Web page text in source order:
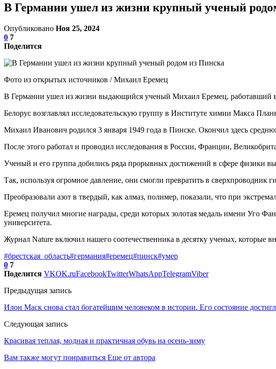
В Германии ушел из жизни крупный ученый
Опубликовано Ноя 25, 2024
0 7
Поделится
Фото из открытых источников / Михаил Еремец
В Германии ушел из жизни выдающийся ученый Михаил Еремец, работавший
Белорус возглавлял исследовательскую группу в Институте химии Макса
Михаил Иванович родился 3 января 1949 года в Пинске. Окончил здесь
После этого работал и проводил исследования в России, Франции,
Ученый и его группа добились ряда прорывных достижений в сфере физики
Так, используя огромное давление, они смогли превратить в сверхпроводник
Преобразовали азот в твердый, как алмаз, полимер, показали, что при
Еремец получил многие награды, среди которых золотая медаль имени Уго
университета.
Журнал Nature включил нашего соотечественника в десятку ученых, которые
#брестская_область#германия#еремец#пинск#умер
0 7
Поделится VKOK.ruFacebookTwitterWhatsAppTelegramViber
Предыдущая запись
Илон Маск снова стал богатейшим человеком в истории. Его состояние
Следующая запись
Красивая теплая, модная и практичная обувь на осень-зиму
Вам также могут понравиться Еще от автора